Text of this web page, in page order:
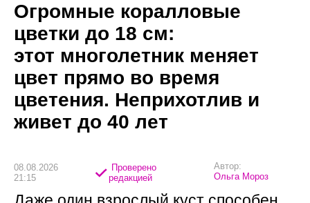
Огромные коралловые
цветки до 18 см:
этот многолетник меняет
цвет прямо во время
цветения. Неприхотлив и
живет до 40 лет
08.08.2026
21:15
Проверено
редакцией
Автор:
Ольга Мороз